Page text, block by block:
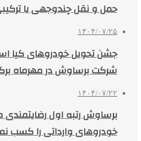
حمل و نقل چندوجهی یا
۱۴۰۴/۰۷/۲۵
جشن تحویل خودروهای کیا
شرکت برساوش در مهرماه
۱۴۰۴/۰۷/۲۲
برساوش رتبه اول
خودروهای وارداتی را کسب